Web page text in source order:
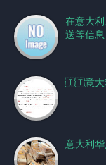
在意大
送等信息
🇮🇹意大
意大利